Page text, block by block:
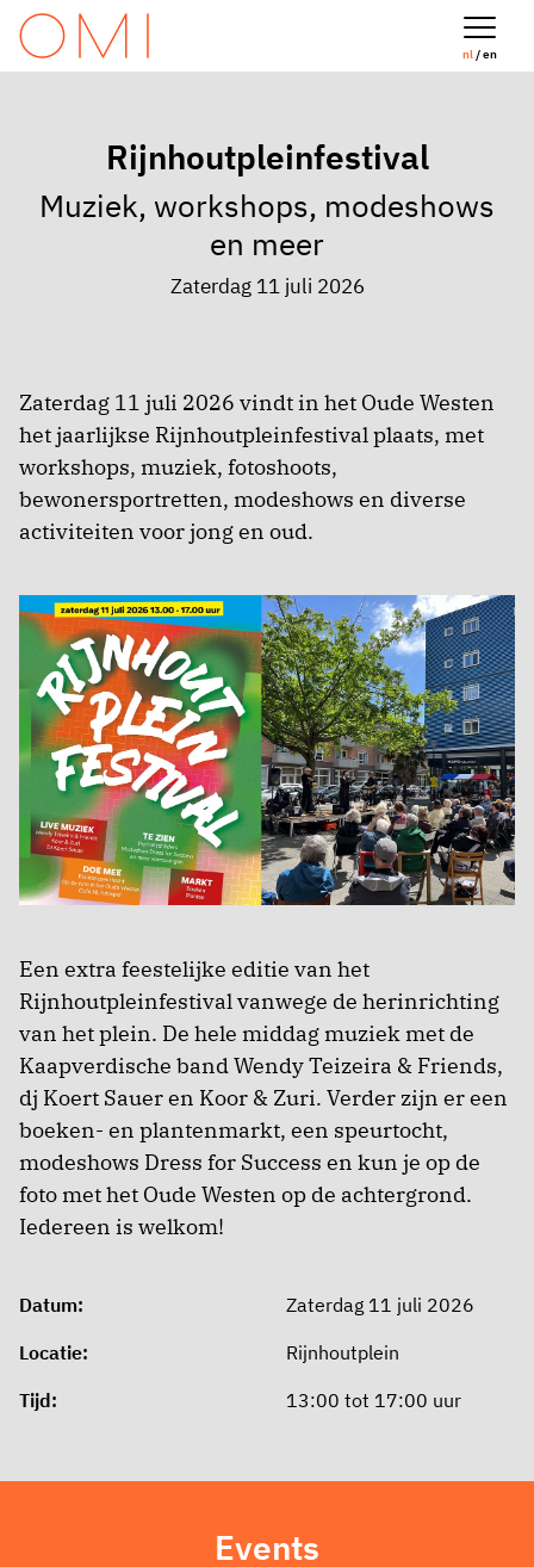
nl/ en
Rijnhoutpleinfestival
Muziek, workshops, modeshows
en meer
Zaterdag 11 juli 2026
Zaterdag 11 juli 2026 vindt in het Oude Westen
het jaarlijkse Rijnhoutpleinfestival plaats, met
workshops, muziek, fotoshoots,
bewonersportretten, modeshows en diverse
activiteiten voor jong en oud.
Een extra feestelijke editie van het
Rijnhoutpleinfestival vanwege de herinrichting
van het plein. De hele middag muziek met de
Kaapverdische band Wendy Teizeira & Friends,
dj Koert Sauer en Koor & Zuri. Verder zijn er een
boeken- en plantenmarkt, een speurtocht,
modeshows Dress for Success en kun je op de
foto met het Oude Westen op de achtergrond.
Iedereen is welkom!
Datum:
Zaterdag 11 juli 2026
Locatie:
Rijnhoutplein
Tijd:
13:00 tot 17:00 uur
Events